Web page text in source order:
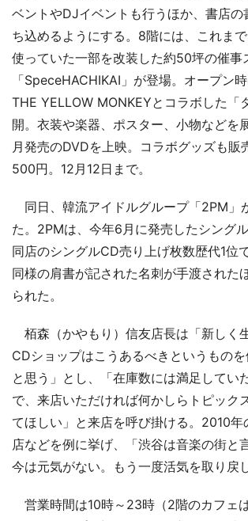
ベントやDJイベントも行うほか、書店の
ち込めるようにする。8階には、これま
使っていた一部を改装した約50坪の催事
「SpeceHACHIKAI」が登場。オープン
THE YELLOW MONKEYとコラボした「
開。衣装や楽器、ポスター、小物などを
月発売のDVDを上映。コラボグッズも販
500円。12月12日まで。
同日、韓流アイドルグループ「2PM」
た。2PMは、今年6月に発売したシング
同店のシングルCD売り上げ枚数歴代1位
同様の肩書が記された名刺が手渡された
られた。
栢森（かやもり）信友店長は「新しく
CDショップはこうあるべきというもの
と思う」とし、「在庫数には満足してい
で、来店いただければ何かしらトピック
てほしい」と来店を呼び掛ける。2010
店などを例に挙げ、「渋谷は音楽の街と
今は元気がない。もう一度活気を取り戻
営業時間は10時～23時（2階のカフェ